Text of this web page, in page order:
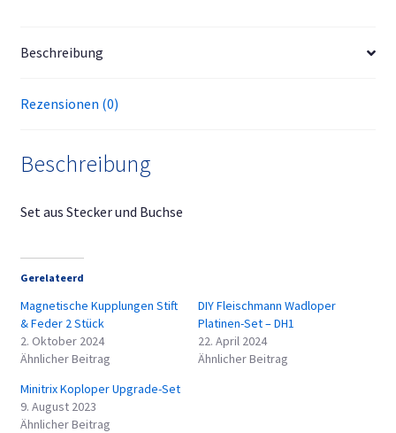
Beschreibung
Rezensionen (0)
Beschreibung
Set aus Stecker und Buchse
Gerelateerd
Magnetische Kupplungen Stift
& Feder 2 Stück
2. Oktober 2024
Ähnlicher Beitrag
DIY Fleischmann Wadloper
Platinen-Set – DH1
22. April 2024
Ähnlicher Beitrag
Minitrix Koploper Upgrade-Set
9. August 2023
Ähnlicher Beitrag